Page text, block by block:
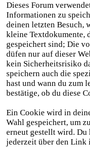
Dieses Forum
Informationen zu
deinen letzten Besuch,
kleine Textdokumente,
gespeichert sind; Die
düfen nur auf dieser
kein Sicherheitsrisiko
speichern auch die
hast und wann du zum
bestätige, ob du diese
Ein Cookie wird in
Wahl gespeichert, um
erneut gestellt wird.
jederzeit über den Link